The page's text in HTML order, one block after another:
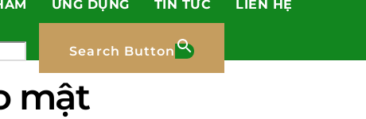
ỨNG DỤNG TIN TỨC LIÊN HỆ
Search Button
mật